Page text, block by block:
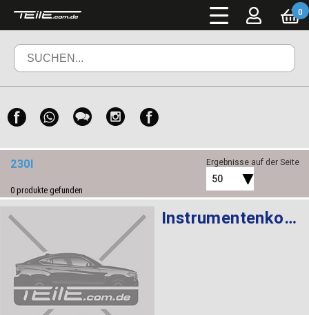
0
230I
0 produkte gefunden
Ergebnisse auf der Seite
50
Instrumentenkombination KMH